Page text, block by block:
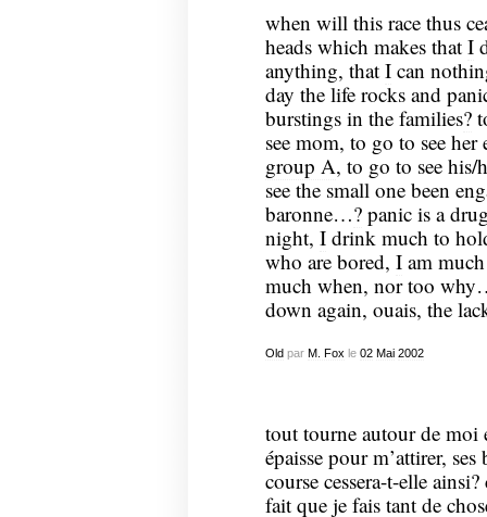
when will this race thus
heads which makes thatI
anything, thatIcan
day the life rocks and
burstings in the families?
see mom, to go to see
group A, to go to see
see the small one been
baronne…?panic is a
night, Idrink much to
who are bored, Iam
much when, nor too
down again, ouais, the
Oldpar M. Fox le 02 Mai 2002
tout tourne autour de moi
épaisse pour m’attirer,
course cessera-t-elle
fait que je fais tant de